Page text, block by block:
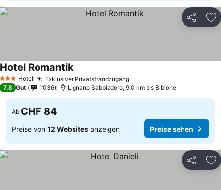
Teilen
3 SterneHotel Exklusiver Privatstrandzugang
Hotel Romantik
7.8 Gut 1’036 Lignano Sabbiadoro, 9.0 km bis Bibione
Ab CHF 84
Preise von 12 Websites anzeigen Preise sehen
Teilen